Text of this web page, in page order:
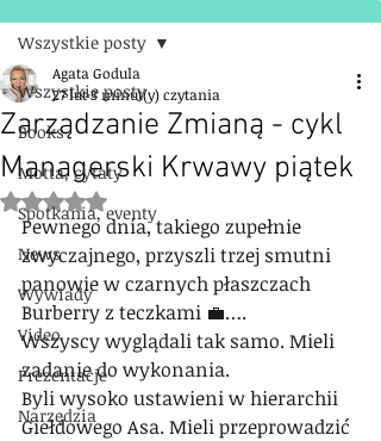
Wszystkie posty
Books
Motta, cytaty
Spotkania, eventy
News
Wywiady
Video
Prezentacje
Narzędzia
Wszystkie posty
Zarządzanie Zmianą - cykl
Managerski Krwawy piątek
Agata Godula
27 lut3 minut(y) czytania
Oceniono na NaN z 5 gwiazdek.
Pewnego dnia, takiego zupełnie
zwyczajnego, przyszli trzej smutni
panowie w czarnych płaszczach
Burberry z teczkami 💼….
Wszyscy wyglądali tak samo. Mieli
zadanie do wykonania.
Byli wysoko ustawieni w hierarchii
Giełdowego Asa. Mieli przeprowadzić